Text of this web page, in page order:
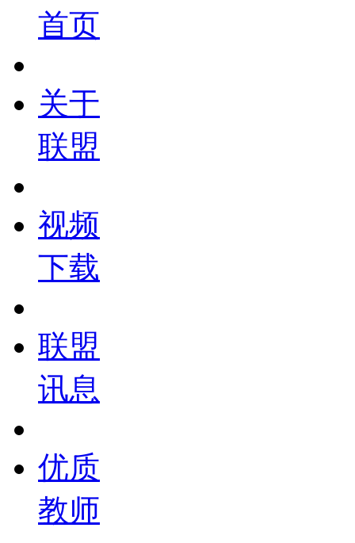
首页
关于
联盟
视频
下载
联盟
讯息
优质
教师